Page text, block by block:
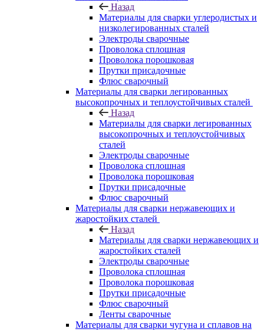
Назад
Материалы для сварки углеродистых и
низколегированных сталей
Электроды сварочные
Проволока сплошная
Проволока порошковая
Прутки присадочные
Флюс сварочный
Материалы для сварки легированных
высокопрочных и теплоустойчивых сталей
Назад
Материалы для сварки легированных
высокопрочных и теплоустойчивых
сталей
Электроды сварочные
Проволока сплошная
Проволока порошковая
Прутки присадочные
Флюс сварочный
Материалы для сварки нержавеющих и
жаростойких сталей
Назад
Материалы для сварки нержавеющих и
жаростойких сталей
Электроды сварочные
Проволока сплошная
Проволока порошковая
Прутки присадочные
Флюс сварочный
Ленты сварочные
Материалы для сварки чугуна и сплавов на